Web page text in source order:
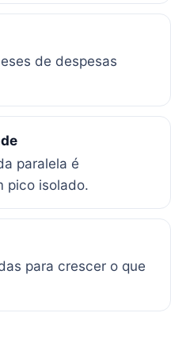
de despesas
paralela é
pico isolado.
para crescer o que